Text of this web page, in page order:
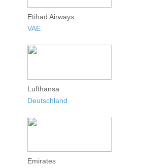
Etihad Airways
VAE
Lufthansa
Deutschland
Emirates